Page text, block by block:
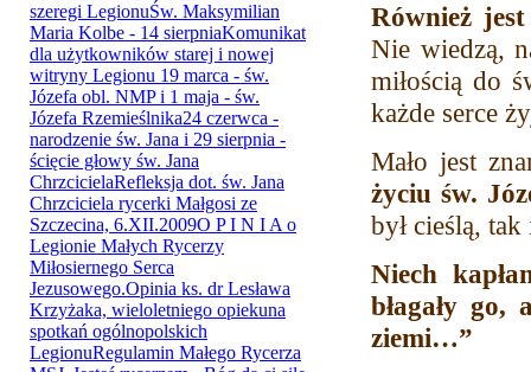
Również
Nie wiedzą,
miłością do
każde serce
Mało jest
życiu św.
był cieślą, tak
Niech
błagały
ziemi…”